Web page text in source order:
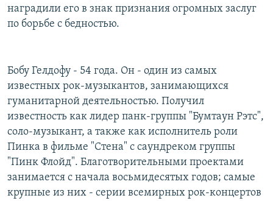
наградили его в знак признания огромных заслуг
по борьбе с бедностью.
Бобу Гелдофу - 54 года. Он - один из самых
известных рок-музыкантов, занимающихся
гуманитарной деятельностью. Получил
известность как лидер панк-группы "Бумтаун Рэтс",
соло-музыкант, а также как исполнитель роли
Пинка в фильме "Стена" с саундреком группы
"Пинк Флойд". Благотворительными проектами
занимается с начала восьмидесятых годов; самые
крупные из них - серии всемирных рок-концертов